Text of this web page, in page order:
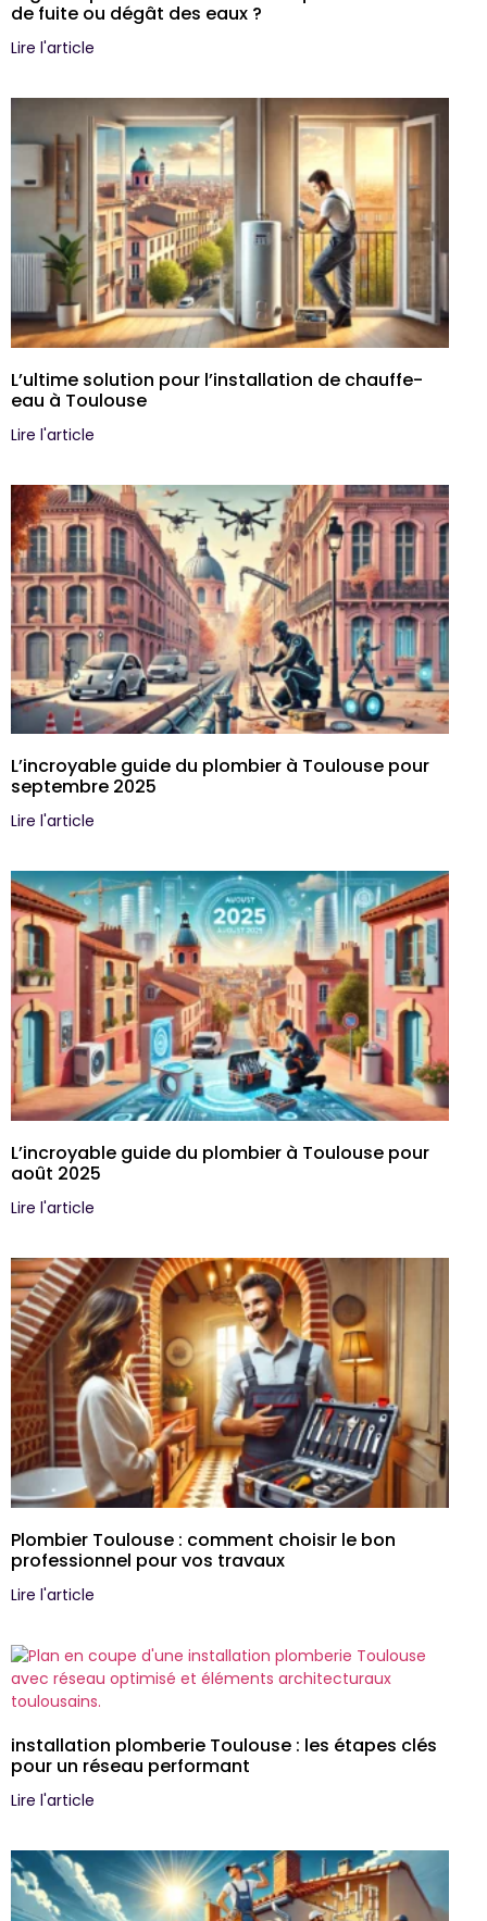
de fuite ou dégât des eaux ?
Lire l'article
L’ultime solution pour l’installation de chauffe-
eau à Toulouse
Lire l'article
L’incroyable guide du plombier à Toulouse pour
septembre 2025
Lire l'article
L’incroyable guide du plombier à Toulouse pour
août 2025
Lire l'article
Plombier Toulouse : comment choisir le bon
professionnel pour vos travaux
Lire l'article
installation plomberie Toulouse : les étapes clés
pour un réseau performant
Lire l'article